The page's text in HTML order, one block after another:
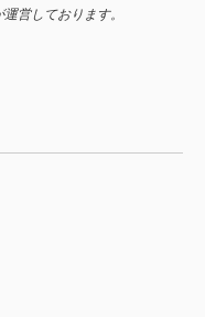
運営しております。